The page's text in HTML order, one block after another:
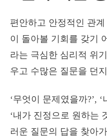
편안하고 안정적인 관
이 돌아볼 기회를 갖기
라는 극심한 심리적 위
우고 수많은 질문을 던
‘무엇이 문제였을까?’,
‘내가 진정으로 원하는
러운 질문의 답을 찾아